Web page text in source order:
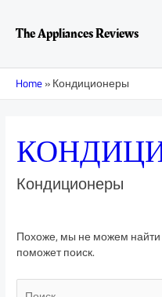
содержимому
The Appliances Reviews
Home»Кондиционеры
Кондиционеры
Похоже, мы не можем
поможет поиск.